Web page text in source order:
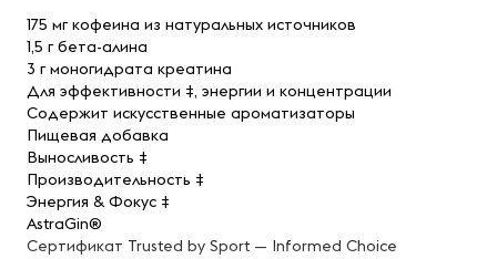
175 мг кофеина из натуральных источников
1,5 г бета-алина
3 г моногидрата креатина
Для эффективности ‡, энергии и концентрации
Содержит искусственные ароматизаторы
Пищевая добавка
Выносливость ‡
Производительность ‡
Энергия & Фокус ‡
AstraGin®
Сертификат Trusted by Sport — Informed Choice